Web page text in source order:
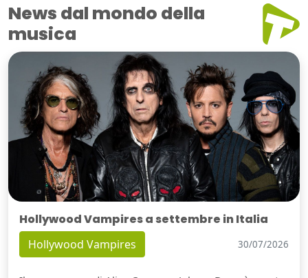
News dal mondo della
musica
Hollywood Vampires a settembre in Italia
Hollywood Vampires 30/07/2026